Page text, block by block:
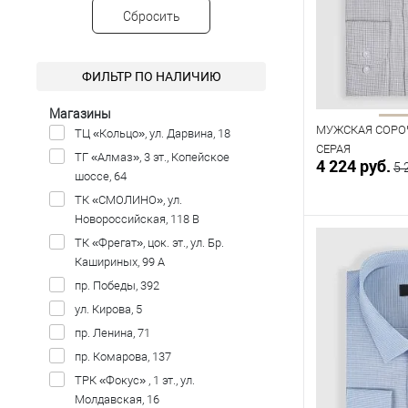
Вискоза
Лайкра(4)
Модал(4)
Сбросить
ФИЛЬТР ПО НАЛИЧИЮ
Магазины
ТЦ «Кольцо», ул. Дарвина, 18
ТГ «Алмаз», 3 эт., Копейское
шоссе, 64
ТК «СМОЛИНО», ул.
Новороссийская, 118 В
ТК «Фрегат», цок. эт., ул. Бр.
Кашириных, 99 А
пр. Победы, 392
ул. Кирова, 5
пр. Ленина, 71
пр. Комарова, 137
ТРК «Фокус» , 1 эт., ул.
Молдавская, 16
182
МУЖСКАЯ
СЕРАЯ
4 224 руб. 5
В
В наличии
Таблица
Размер одежды
41